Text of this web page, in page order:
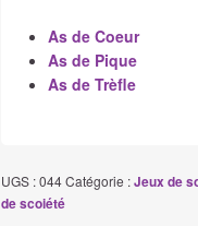
As de Coeur
As de Pique
As de Trèfle
UGS :044 Catégorie :Jeux de
de scoiété